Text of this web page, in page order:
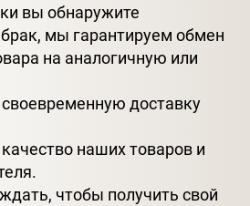
вы обнаружите
мы гарантируем обмен
на аналогичную или
доставку
наших товаров и
чтобы получить свой